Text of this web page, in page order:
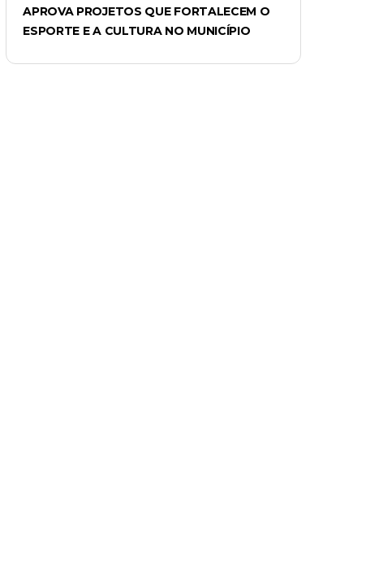
APROVA PROJETOS QUE FORTALECEM O
ESPORTE E A CULTURA NO MUNICÍPIO